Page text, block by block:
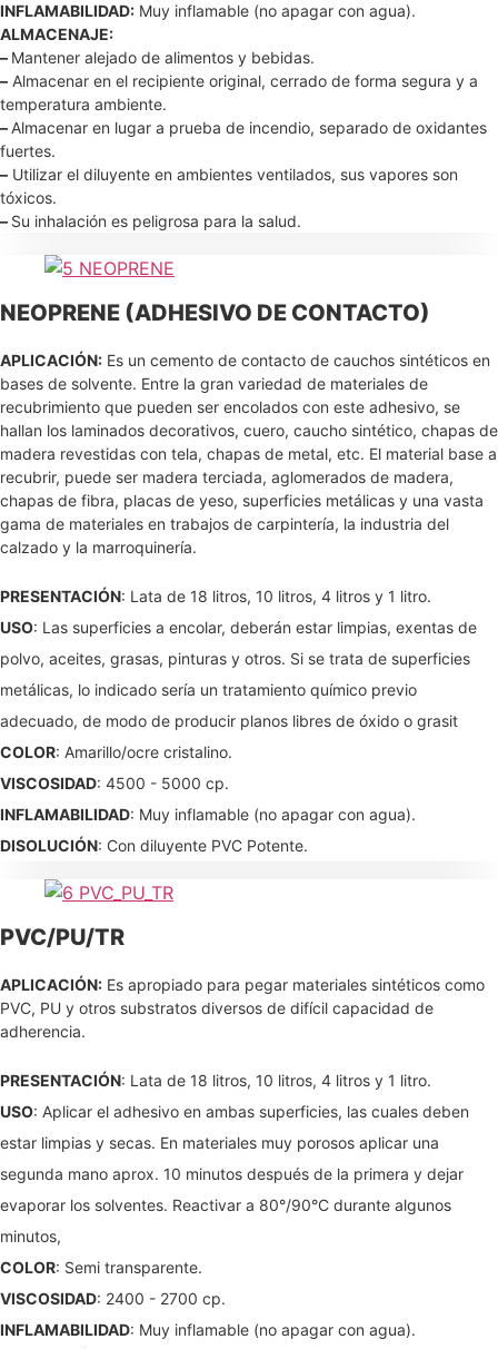
INFLAMABILIDAD: Muy inflamable (no apagar con agua).
ALMACENAJE:
– Mantener alejado de alimentos y bebidas.
– Almacenar en el recipiente original, cerrado de forma segura y a
temperatura ambiente.
– Almacenar en lugar a prueba de incendio, separado de oxidantes
fuertes.
– Utilizar el diluyente en ambientes ventilados, sus vapores son
tóxicos.
– Su inhalación es peligrosa para la salud.
NEOPRENE (ADHESIVO DE CONTACTO)
APLICACIÓN: Es un cemento de contacto de cauchos sintéticos en
bases de solvente. Entre la gran variedad de materiales de
recubrimiento que pueden ser encolados con este adhesivo, se
hallan los laminados decorativos, cuero, caucho sintético, chapas de
madera revestidas con tela, chapas de metal, etc. El material base a
recubrir, puede ser madera terciada, aglomerados de madera,
chapas de fibra, placas de yeso, superficies metálicas y una vasta
gama de materiales en trabajos de carpintería, la industria del
calzado y la marroquinería.
PRESENTACIÓN: Lata de 18 litros, 10 litros, 4 litros y 1 litro.
USO: Las superficies a encolar, deberán estar limpias, exentas de
polvo, aceites, grasas, pinturas y otros. Si se trata de superficies
metálicas, lo indicado sería un tratamiento químico previo
adecuado, de modo de producir planos libres de óxido o grasit
COLOR: Amarillo/ocre cristalino.
VISCOSIDAD: 4500 - 5000 cp.
INFLAMABILIDAD: Muy inflamable (no apagar con agua).
DISOLUCIÓN: Con diluyente PVC Potente.
PVC/PU/TR
APLICACIÓN: Es apropiado para pegar materiales sintéticos como
PVC, PU y otros substratos diversos de difícil capacidad de
adherencia.
PRESENTACIÓN: Lata de 18 litros, 10 litros, 4 litros y 1 litro.
USO: Aplicar el adhesivo en ambas superficies, las cuales deben
estar limpias y secas. En materiales muy porosos aplicar una
segunda mano aprox. 10 minutos después de la primera y dejar
evaporar los solventes. Reactivar a 80°/90°C durante algunos
minutos,
COLOR: Semi transparente.
VISCOSIDAD: 2400 - 2700 cp.
INFLAMABILIDAD: Muy inflamable (no apagar con agua).